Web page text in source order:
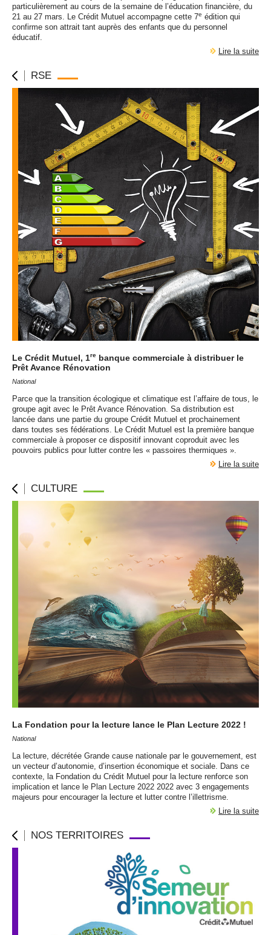
particulièrement au cours de la semaine de l’éducation financière, du
21 au 27 mars. Le Crédit Mutuel accompagne cette 7e édition qui
confirme son attrait tant auprès des enfants que du personnel
éducatif.
Lire la suite
RSE
Le Crédit Mutuel, 1re banque commerciale à distribuer le
Prêt Avance Rénovation
National
Parce que la transition écologique et climatique est l’affaire de tous, le
groupe agit avec le Prêt Avance Rénovation. Sa distribution est
lancée dans une partie du groupe Crédit Mutuel et prochainement
dans toutes ses fédérations. Le Crédit Mutuel est la première banque
commerciale à proposer ce dispositif innovant coproduit avec les
pouvoirs publics pour lutter contre les « passoires thermiques ».
Lire la suite
CULTURE
La Fondation pour la lecture lance le Plan Lecture 2022 !
National
La lecture, décrétée Grande cause nationale par le gouvernement, est
un vecteur d’autonomie, d’insertion économique et sociale. Dans ce
contexte, la Fondation du Crédit Mutuel pour la lecture renforce son
implication et lance le Plan Lecture 2022 2022 avec 3 engagements
majeurs pour encourager la lecture et lutter contre l’illettrisme.
Lire la suite
NOS TERRITOIRES